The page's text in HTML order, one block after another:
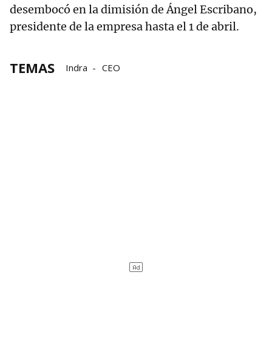
desembocó en la dimisión de Ángel Escribano,
presidente de la empresa hasta el 1 de abril.
TEMAS Indra CEO